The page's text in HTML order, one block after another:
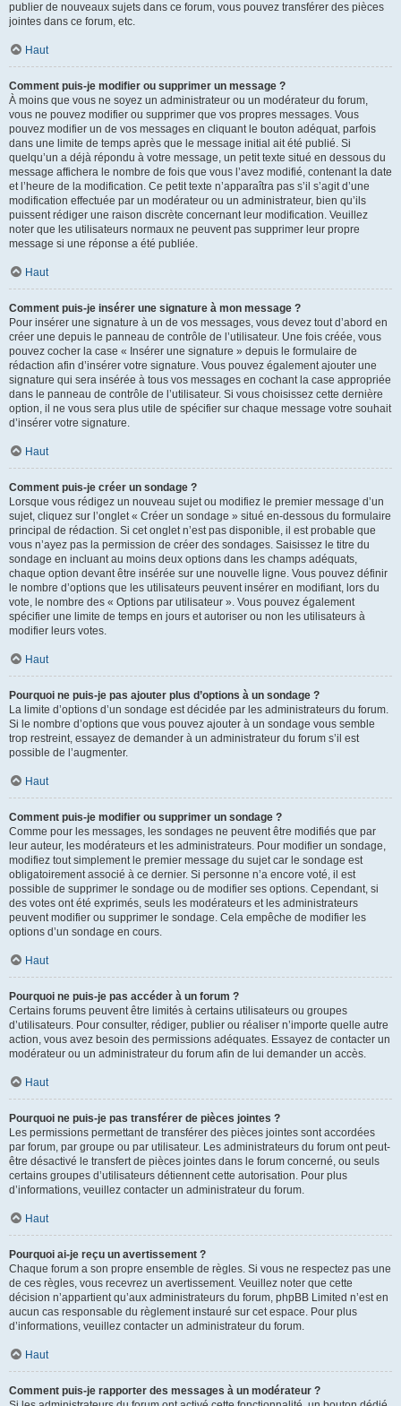
publier de nouveaux sujets dans ce forum, vous pouvez transférer des pièces
jointes dans ce forum, etc.
Haut
Comment puis-je modifier ou supprimer un message ?
À moins que vous ne soyez un administrateur ou un modérateur du forum,
vous ne pouvez modifier ou supprimer que vos propres messages. Vous
pouvez modifier un de vos messages en cliquant le bouton adéquat, parfois
dans une limite de temps après que le message initial ait été publié. Si
quelqu’un a déjà répondu à votre message, un petit texte situé en dessous du
message affichera le nombre de fois que vous l’avez modifié, contenant la date
et l’heure de la modification. Ce petit texte n’apparaîtra pas s’il s’agit d’une
modification effectuée par un modérateur ou un administrateur, bien qu’ils
puissent rédiger une raison discrète concernant leur modification. Veuillez
noter que les utilisateurs normaux ne peuvent pas supprimer leur propre
message si une réponse a été publiée.
Haut
Comment puis-je insérer une signature à mon message ?
Pour insérer une signature à un de vos messages, vous devez tout d’abord en
créer une depuis le panneau de contrôle de l’utilisateur. Une fois créée, vous
pouvez cocher la case « Insérer une signature » depuis le formulaire de
rédaction afin d’insérer votre signature. Vous pouvez également ajouter une
signature qui sera insérée à tous vos messages en cochant la case appropriée
dans le panneau de contrôle de l’utilisateur. Si vous choisissez cette dernière
option, il ne vous sera plus utile de spécifier sur chaque message votre souhait
d’insérer votre signature.
Haut
Comment puis-je créer un sondage ?
Lorsque vous rédigez un nouveau sujet ou modifiez le premier message d’un
sujet, cliquez sur l’onglet « Créer un sondage » situé en-dessous du formulaire
principal de rédaction. Si cet onglet n’est pas disponible, il est probable que
vous n’ayez pas la permission de créer des sondages. Saisissez le titre du
sondage en incluant au moins deux options dans les champs adéquats,
chaque option devant être insérée sur une nouvelle ligne. Vous pouvez définir
le nombre d’options que les utilisateurs peuvent insérer en modifiant, lors du
vote, le nombre des « Options par utilisateur ». Vous pouvez également
spécifier une limite de temps en jours et autoriser ou non les utilisateurs à
modifier leurs votes.
Haut
Pourquoi ne puis-je pas ajouter plus d’options à un sondage ?
La limite d’options d’un sondage est décidée par les administrateurs du forum.
Si le nombre d’options que vous pouvez ajouter à un sondage vous semble
trop restreint, essayez de demander à un administrateur du forum s’il est
possible de l’augmenter.
Haut
Comment puis-je modifier ou supprimer un sondage ?
Comme pour les messages, les sondages ne peuvent être modifiés que par
leur auteur, les modérateurs et les administrateurs. Pour modifier un sondage,
modifiez tout simplement le premier message du sujet car le sondage est
obligatoirement associé à ce dernier. Si personne n’a encore voté, il est
possible de supprimer le sondage ou de modifier ses options. Cependant, si
des votes ont été exprimés, seuls les modérateurs et les administrateurs
peuvent modifier ou supprimer le sondage. Cela empêche de modifier les
options d’un sondage en cours.
Haut
Pourquoi ne puis-je pas accéder à un forum ?
Certains forums peuvent être limités à certains utilisateurs ou groupes
d’utilisateurs. Pour consulter, rédiger, publier ou réaliser n’importe quelle autre
action, vous avez besoin des permissions adéquates. Essayez de contacter un
modérateur ou un administrateur du forum afin de lui demander un accès.
Haut
Pourquoi ne puis-je pas transférer de pièces jointes ?
Les permissions permettant de transférer des pièces jointes sont accordées
par forum, par groupe ou par utilisateur. Les administrateurs du forum ont peut-
être désactivé le transfert de pièces jointes dans le forum concerné, ou seuls
certains groupes d’utilisateurs détiennent cette autorisation. Pour plus
d’informations, veuillez contacter un administrateur du forum.
Haut
Pourquoi ai-je reçu un avertissement ?
Chaque forum a son propre ensemble de règles. Si vous ne respectez pas une
de ces règles, vous recevrez un avertissement. Veuillez noter que cette
décision n’appartient qu’aux administrateurs du forum, phpBB Limited n’est en
aucun cas responsable du règlement instauré sur cet espace. Pour plus
d’informations, veuillez contacter un administrateur du forum.
Haut
Comment puis-je rapporter des messages à un modérateur ?